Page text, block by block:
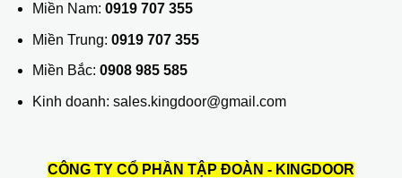
Miền Nam: 0919 707 355
Miền Trung: 0919 707 355
Miền Bắc: 0908 985 585
Kinh doanh: sales.kingdoor@gmail.com
CÔNG TY CỔ PHẦN TẬP ĐOÀN - KINGDOOR